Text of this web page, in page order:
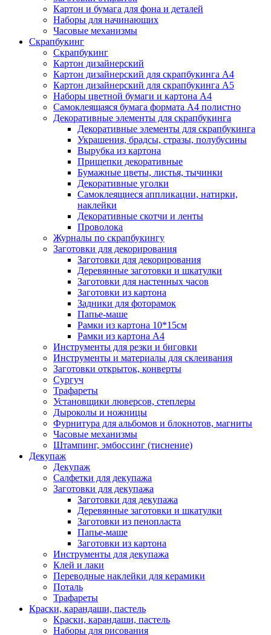
Картон и бумага для фона и деталей
Наборы для начинающих
Часовые механизмы
Скрапбукинг
Скрапбукинг
Картон дизайнерский
Картон дизайнерский для скрапбукинга А4
Картон дизайнерский для скрапбукинга А5
Наборы цветной бумаги и картона А4
Самоклеящаяся бумага формата А4 полистно
Декоративные элементы для скрапбукинга
Декоративные элементы для скрапбукинга
Украшения, брадсы, стразы, полубусины
Вырубка из картона
Прищепки декоративные
Бумажные цветы, листья, тычинки
Декоративные уголки
Самоклеящиеся аппликации, натирки,
наклейки
Декоративные скотчи и ленты
Проволока
Журналы по скрапбукингу
Заготовки для декорирования
Заготовки для декорирования
Деревянные заготовки и шкатулки
Заготовки для настенных часов
Заготовки из картона
Задники для фоторамок
Папье-маше
Рамки из картона 10*15см
Рамки из картона А4
Инструменты для резки и биговки
Инструменты и материалы для склеивания
Заготовки открыток, конверты
Сургуч
Трафареты
Установщики люверсов, степлеры
Дыроколы и ножницы
Фурнитура для альбомов и блокнотов, магниты
Часовые механизмы
Штампинг, эмбоссинг (тиснение)
Декупаж
Декупаж
Салфетки для декупажа
Заготовки для декупажа
Заготовки для декупажа
Деревянные заготовки и шкатулки
Заготовки из пенопласта
Папье-маше
Заготовки из картона
Инструменты для декупажа
Клей и лаки
Переводные наклейки для керамики
Поталь
Трафареты
Краски, карандаши, пастель
Краски, карандаши, пастель
Наборы для рисования